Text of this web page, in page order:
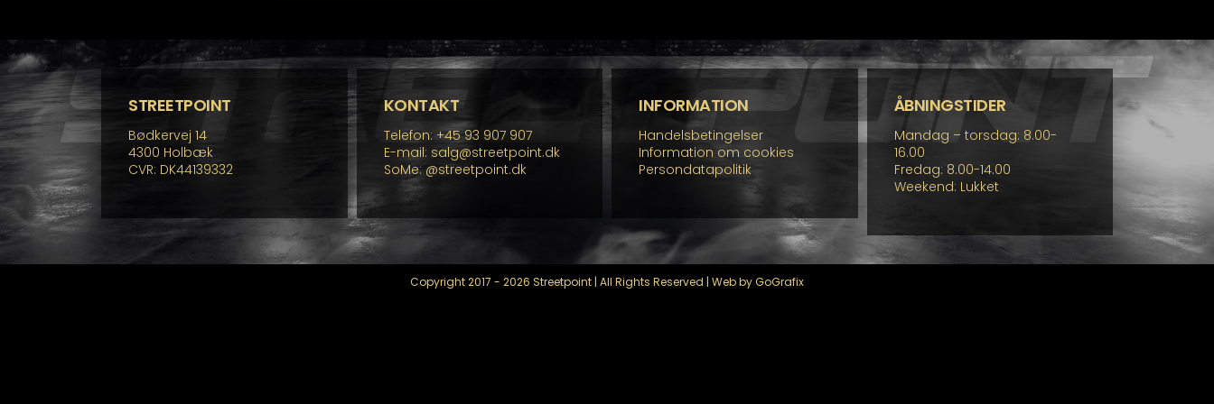
STREETPOINT
Bødkervej 14
4300 Holbæk
CVR: DK44139332
KONTAKT
Telefon: +45 93 907 907
E-mail: salg@streetpoint.dk
SoMe: @streetpoint.dk
INFORMATION
Handelsbetingelser
Information om cookies
Persondatapolitik
ÅBNINGSTIDER
Mandag – torsdag: 8.00-
16.00
Fredag: 8.00-14.00
Weekend: Lukket
Copyright 2017 - 2026 Streetpoint | All Rights Reserved | Web by GoGrafix